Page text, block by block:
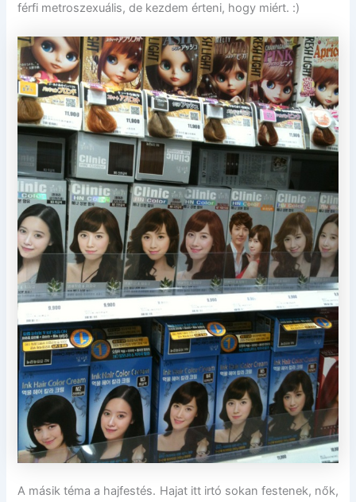
férfi metroszexuális, de kezdem érteni, hogy miért. :)
A másik téma a hajfestés. Hajat itt irtó sokan festenek, nők,